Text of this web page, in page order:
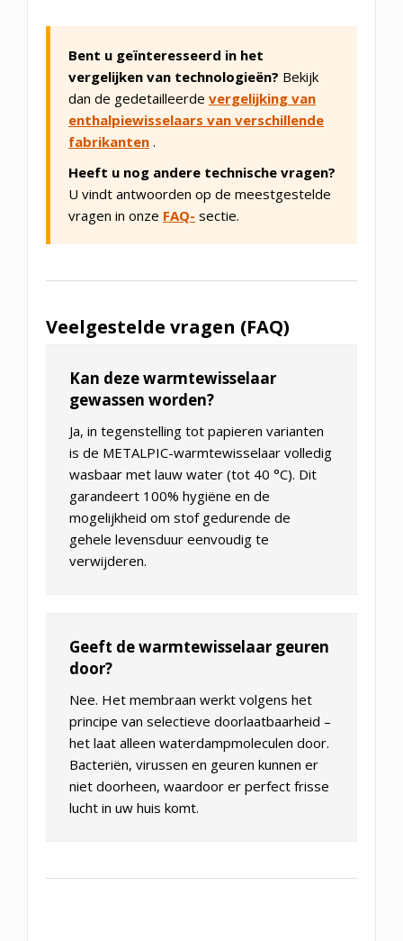
Bent u geïnteresseerd in het
vergelijken van technologieën? Bekijk
dan de gedetailleerde vergelijking van
enthalpiewisselaars van verschillende
fabrikanten .
Heeft u nog andere technische vragen?
U vindt antwoorden op de meestgestelde
vragen in onze FAQ- sectie.
Veelgestelde vragen (FAQ)
Kan deze warmtewisselaar
gewassen worden?
Ja, in tegenstelling tot papieren varianten
is de METALPIC-warmtewisselaar volledig
wasbaar met lauw water (tot 40 °C). Dit
garandeert 100% hygiëne en de
mogelijkheid om stof gedurende de
gehele levensduur eenvoudig te
verwijderen.
Geeft de warmtewisselaar geuren
door?
Nee. Het membraan werkt volgens het
principe van selectieve doorlaatbaarheid –
het laat alleen waterdampmoleculen door.
Bacteriën, virussen en geuren kunnen er
niet doorheen, waardoor er perfect frisse
lucht in uw huis komt.